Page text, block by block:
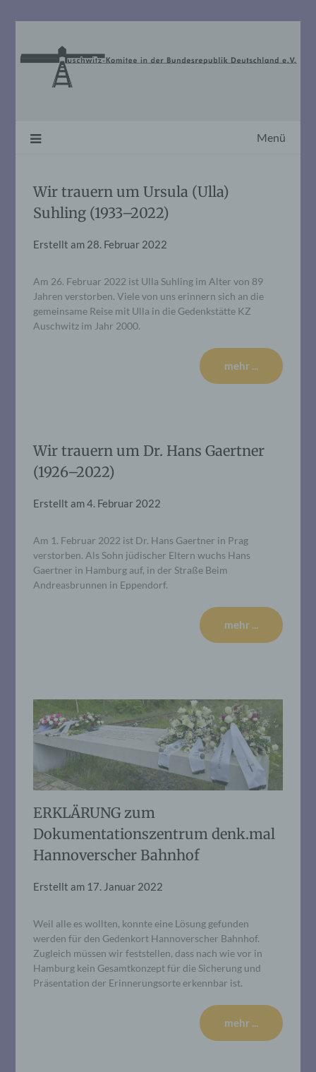
Menü
Wir trauern um Ursula (Ulla)
Suhling (1933–2022)
Erstellt am 28. Februar 2022
Am 26. Februar 2022 ist Ulla Suhling im Alter von 89
Jahren verstorben. Viele von uns erinnern sich an die
gemeinsame Reise mit Ulla in die Gedenkstätte KZ
Auschwitz im Jahr 2000.
mehr ...
Wir trauern um Dr. Hans Gaertner
(1926–2022)
Erstellt am4. Februar 2022
Am 1. Februar 2022 ist Dr. Hans Gaertner in Prag
verstorben. Als Sohn jüdischer Eltern wuchs Hans
Gaertner in Hamburg auf, in der Straße Beim
Andreasbrunnen in Eppendorf.
mehr ...
ERKLÄRUNG zum
Dokumentationszentrum denk.mal
Hannoverscher Bahnhof
Erstellt am 17. Januar 2022
Weil alle es wollten, konnte eine Lösung gefunden
werden für den Gedenkort Hannoverscher Bahnhof.
Zugleich müssen wir feststellen, dass nach wie vor in
Hamburg kein Gesamtkonzept für die Sicherung und
Präsentation der Erinnerungsorte erkennbar ist.
mehr ...